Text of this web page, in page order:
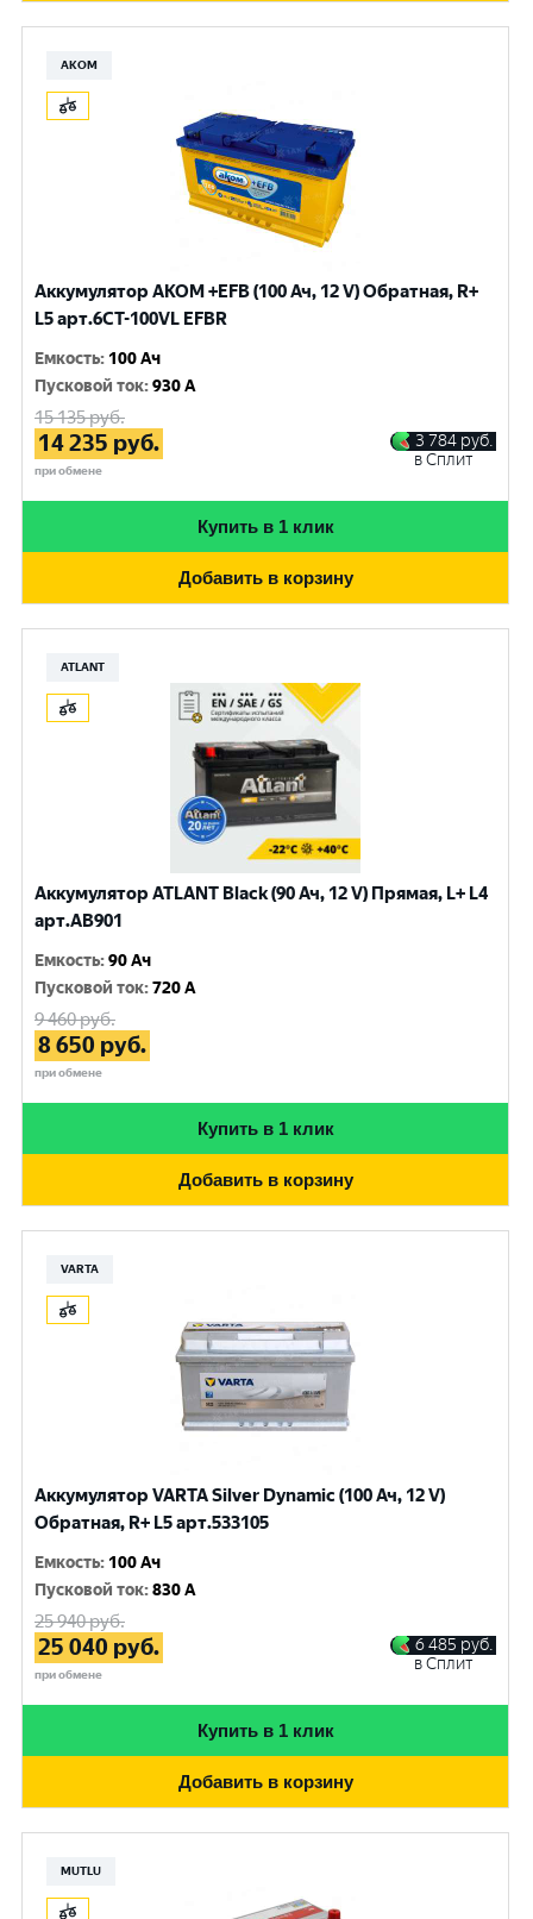
АКОМ
Аккумулятор AKOM +EFB (100 Ач, 12 V) Обратная, R+
L5 арт.6СТ-100VL EFBR
Емкость: 100 Ач
Пусковой ток:930 A
15 135руб.
14 235 руб.
при обмене
3 784 руб.
в Сплит
Купить в 1 клик
Добавить в корзину
ATLANT
Аккумулятор ATLANT Black (90 Ач, 12 V) Прямая, L+ L4
арт.AB901
Емкость:90 Ач
Пусковой ток:720 A
9 460руб.
8 650 руб.
при обмене
Купить в 1 клик
Добавить в корзину
VARTA
Аккумулятор VARTA Silver Dynamic (100 Ач, 12 V)
Обратная, R+ L5 арт.533105
Емкость: 100 Ач
Пусковой ток:830 A
25 940руб.
25 040 руб.
при обмене
6 485 руб.
в Сплит
Купить в 1 клик
Добавить в корзину
MUTLU